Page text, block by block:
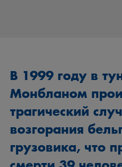
В 1999 году в
Монбланом
трагический
возгорания
грузовика, что